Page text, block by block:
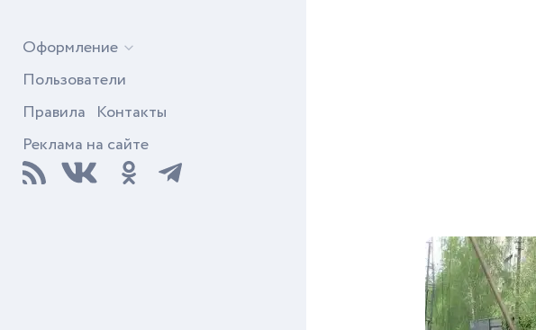
Оформление
Пользователи
Правила Контакты
Реклама на сайте